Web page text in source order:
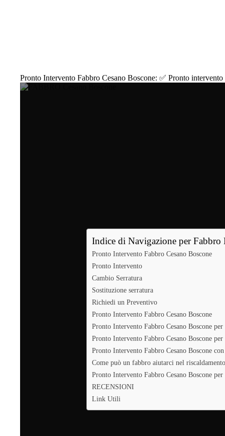
Pronto Intervento Fabbro Cesano Boscone: ✅ Pronto
Indice di Navigazione per Fabbro
Pronto Intervento Fabbro Cesano Boscone
Pronto Intervento
Cambio Serratura
Sostituzione serratura
Richiedi un Preventivo
Pronto Intervento Fabbro Cesano Boscone
Pronto Intervento Fabbro Cesano Boscone
Pronto Intervento Fabbro Cesano Boscone
Pronto Intervento Fabbro Cesano Boscone
Come può un fabbro aiutarci nel
Pronto Intervento Fabbro Cesano Boscone per
RECENSIONI
Link Utili